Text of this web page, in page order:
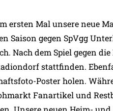
ersten Mal unsere neue
Saison gegen SpVgg
Nach dem Spiel gegen
stattfinden.
Poster holen.
Fanartikel und